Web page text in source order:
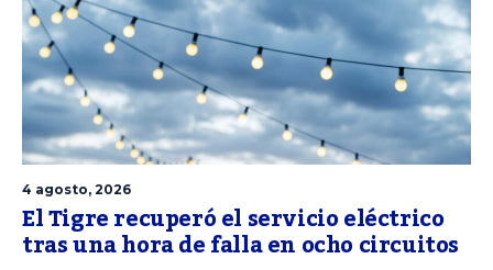
4 agosto, 2026
El Tigre recuperó el servicio eléctrico
tras una hora de falla en ocho circuitos